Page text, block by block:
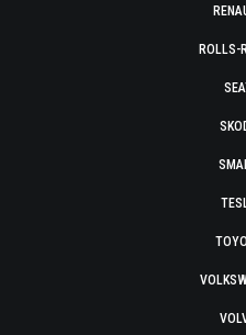
ROLLS-